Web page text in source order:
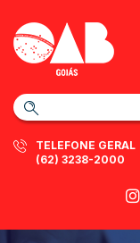
TELEFONE GERAL
(62) 3238-2000